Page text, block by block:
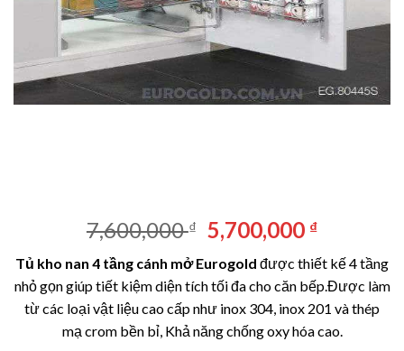
7,600,000₫
Giá
gốc
là:
7,600,000 ₫.
5,700,000 ₫Giá
tại
là:
Tủ kho nan 4 tầng cánh mở Eurogold được thiết kế 4 tầng
nhỏ gọn giúp tiết kiệm diện tích tối đa cho căn bếp.Được làm
từ các loại vật liệu cao cấp như inox 304, inox 201 và thép
mạ crom bền bỉ, Khả năng chống oxy hóa cao.